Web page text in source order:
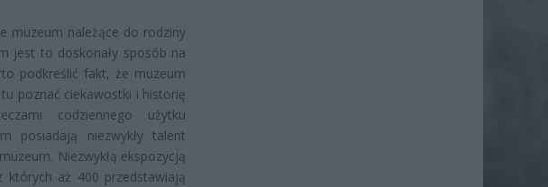
muzeum należące do rodziny
jest to doskonały sposób na
podkreślić fakt, że muzeum
poznać ciekawostki i historię
codziennego użytku
posiadają niezwykły talent
Niezwykłą ekspozycją
aż 400 przedstawiają